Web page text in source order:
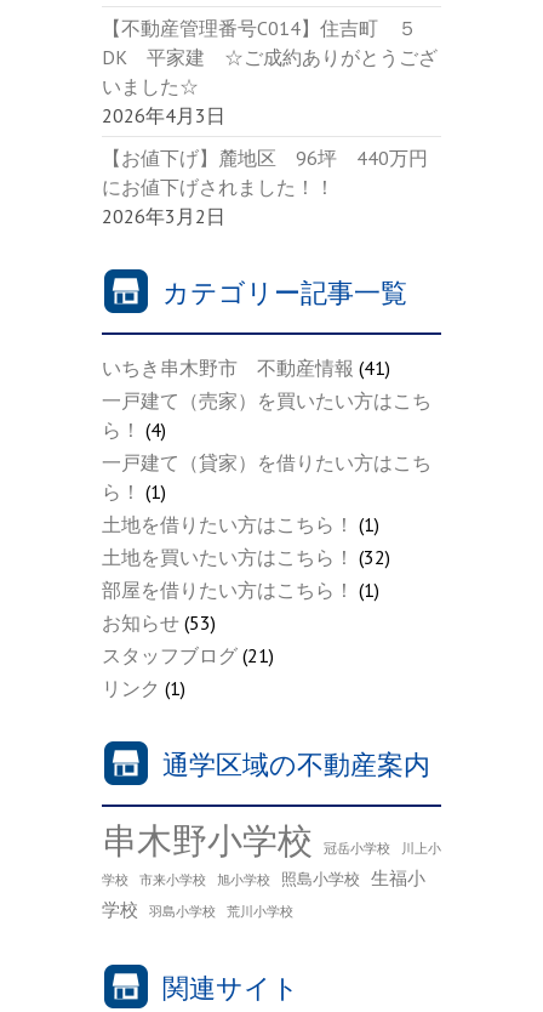
【不動産管理番号C014】住吉町 ５
DK 平家建 ☆ご成約ありがとうござ
いました☆
2026年4月3日
【お値下げ】麓地区 96坪 440万円
にお値下げされました！！
2026年3月2日
カテゴリー記事一覧
いちき串木野市 不動産情報 (41)
一戸建て（売家）を買いたい方はこち
ら！ (4)
一戸建て（貸家）を借りたい方はこち
ら！ (1)
土地を借りたい方はこちら！ (1)
土地を買いたい方はこちら！ (32)
部屋を借りたい方はこちら！ (1)
お知らせ (53)
スタッフブログ (21)
リンク (1)
通学区域の不動産案内
串木野小学校 冠岳小学校
川上小
学校
市来小学校 旭小学校 照島小学校 生福小
学校
羽島小学校 荒川小学校
関連サイト